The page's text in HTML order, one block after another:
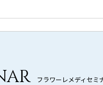
フラワーレメディセミ